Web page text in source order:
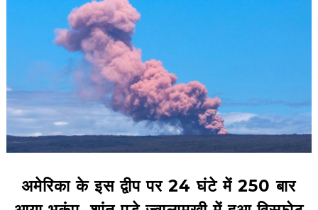
अमेरिका के इस द्वीप पर 24 घंटे में 250 बार